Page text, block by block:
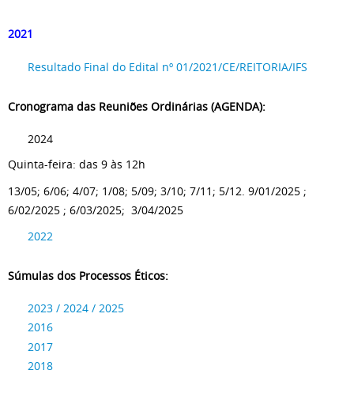
2021
Resultado Final do Edital nº 01/2021/CE/REITORIA/IFS
Cronograma das Reuniões Ordinárias (AGENDA):
2024
Quinta-feira: das 9 às 12h
13/05; 6/06; 4/07; 1/08; 5/09; 3/10; 7/11; 5/12. 9/01/2025 ;
6/02/2025 ; 6/03/2025; 3/04/2025
2022
Súmulas dos Processos Éticos:
2023 / 2024 / 2025
2016
2017
2018